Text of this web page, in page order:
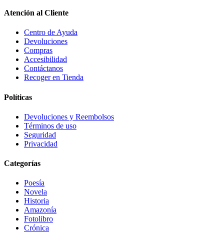
Atención al Cliente
Centro de Ayuda
Devoluciones
Compras
Accesibilidad
Contáctanos
Recoger en Tienda
Políticas
Devoluciones y Reembolsos
Términos de uso
Seguridad
Privacidad
Categorías
Poesía
Novela
Historia
Amazonía
Fotolibro
Crónica